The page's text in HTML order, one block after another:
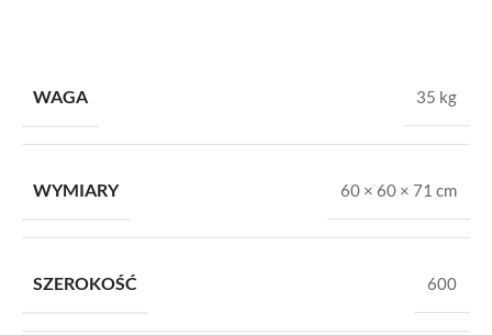
WAGA 35 kg
WYMIARY 60 × 60 × 71 cm
SZEROKOŚĆ 600